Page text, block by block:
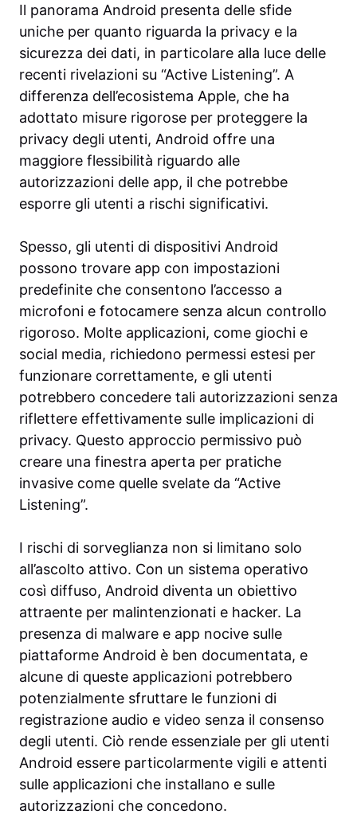
Il panorama Android presenta delle sfide
uniche per quanto riguarda la privacy e la
sicurezza dei dati, in particolare alla luce delle
recenti rivelazioni su “Active Listening”. A
differenza dell’ecosistema Apple, che ha
adottato misure rigorose per proteggere la
privacy degli utenti, Android offre una
maggiore flessibilità riguardo alle
autorizzazioni delle app, il che potrebbe
esporre gli utenti a rischi significativi.
Spesso, gli utenti di dispositivi Android
possono trovare app con impostazioni
predefinite che consentono l’accesso a
microfoni e fotocamere senza alcun controllo
rigoroso. Molte applicazioni, come giochi e
social media, richiedono permessi estesi per
funzionare correttamente, e gli utenti
potrebbero concedere tali autorizzazioni senza
riflettere effettivamente sulle implicazioni di
privacy. Questo approccio permissivo può
creare una finestra aperta per pratiche
invasive come quelle svelate da “Active
Listening”.
I rischi di sorveglianza non si limitano solo
all’ascolto attivo. Con un sistema operativo
così diffuso, Android diventa un obiettivo
attraente per malintenzionati e hacker. La
presenza di malware e app nocive sulle
piattaforme Android è ben documentata, e
alcune di queste applicazioni potrebbero
potenzialmente sfruttare le funzioni di
registrazione audio e video senza il consenso
degli utenti. Ciò rende essenziale per gli utenti
Android essere particolarmente vigili e attenti
sulle applicazioni che installano e sulle
autorizzazioni che concedono.